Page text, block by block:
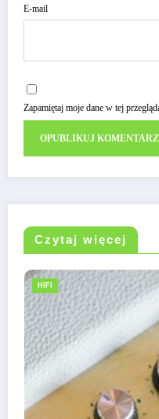
E-mail
Zapamiętaj moje dane w tej
Czytaj więcej
HIFI